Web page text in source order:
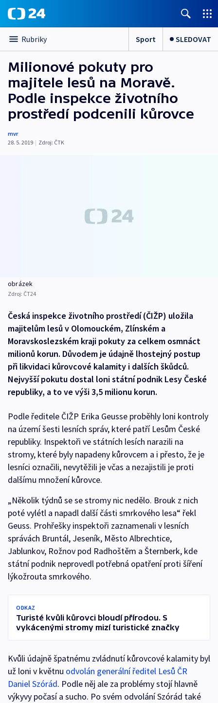
Rubriky Sport SLEDOVAT
Milionové pokuty pro
majitele lesů na Moravě.
Podle inspekce životního
prostředí podcenili kůrovce
mvr
28. 5. 2019 | Zdroj: ČTK
obrázek
Zdroj: ČT24
Česká inspekce životního prostředí (ČIŽP) uložila
majitelům lesů v Olomouckém, Zlínském a
Moravskoslezském kraji pokuty za celkem osmnáct
milionů korun. Důvodem je údajně lhostejný postup
při likvidaci kůrovcové kalamity i dalších škůdců.
Nejvyšší pokutu dostal loni státní podnik Lesy České
republiky, a to ve výši 3,5 milionu korun.
Podle ředitele ČIŽP Erika Geusse proběhly loni kontroly
na území šesti lesních správ, které patří Lesům České
republiky. Inspektoři ve státních lesích narazili na
stromy, které byly napadeny kůrovcem a i přesto, že je
lesníci označili, nevytěžili je včas a nezajistili je proti
dalšímu množení kůrovce.
„Několik týdnů se se stromy nic nedělo. Brouk z nich
poté vylétl a napadl další části smrkového lesa“ řekl
Geuss. Prohřešky inspektoři zaznamenali v lesních
správách Bruntál, Jeseník, Město Albrechtice,
Jablunkov, Rožnov pod Radhoštěm a Šternberk, kde
státní podnik neprovedl potřebná opatření proti šíření
lýkožrouta smrkového.
ODKAZ
Turisté kvůli kůrovci bloudí přírodou. S
vykácenými stromy mizí turistické značky
Kvůli údajně špatnému zvládnutí kůrovcové kalamity byl
už loni v květnu odvolán generální ředitel Lesů ČR
Daniel Szórád. Podle něj ale za problémy stojí hlavně
výkyvy počasí a sucho. Po svém odvolání Szórád také